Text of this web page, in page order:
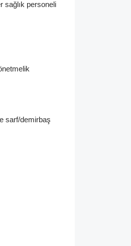
sağlık personeli
sarf/demirbaş